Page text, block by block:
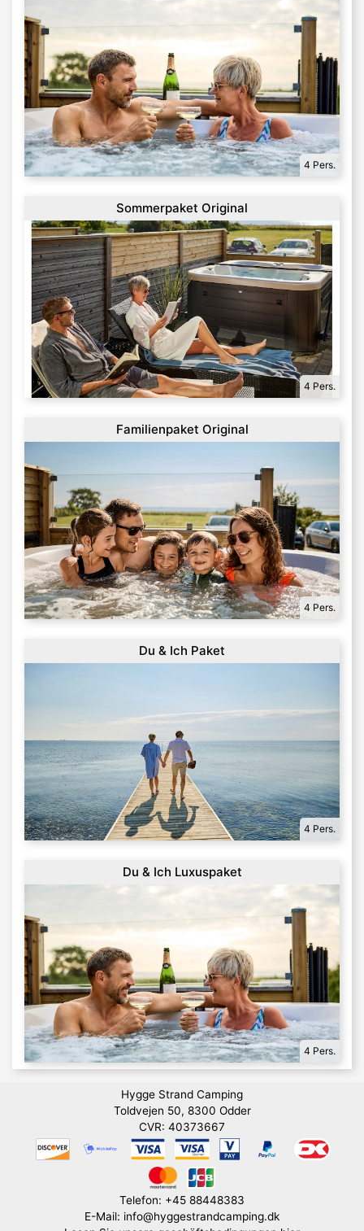
4 Pers.
Sommerpaket Original
4 Pers.
Familienpaket Original
4 Pers.
Du & Ich Paket
4 Pers.
Du & Ich Luxuspaket
4 Pers.
Hygge Strand Camping
Toldvejen 50, 8300 Odder
CVR: 40373667
Telefon: +45 88448383
E-Mail: info@hyggestrandcamping.dk